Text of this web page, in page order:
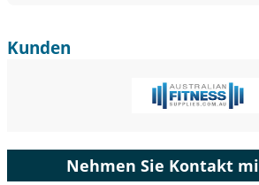
Kunden
Nehmen Sie Kontakt